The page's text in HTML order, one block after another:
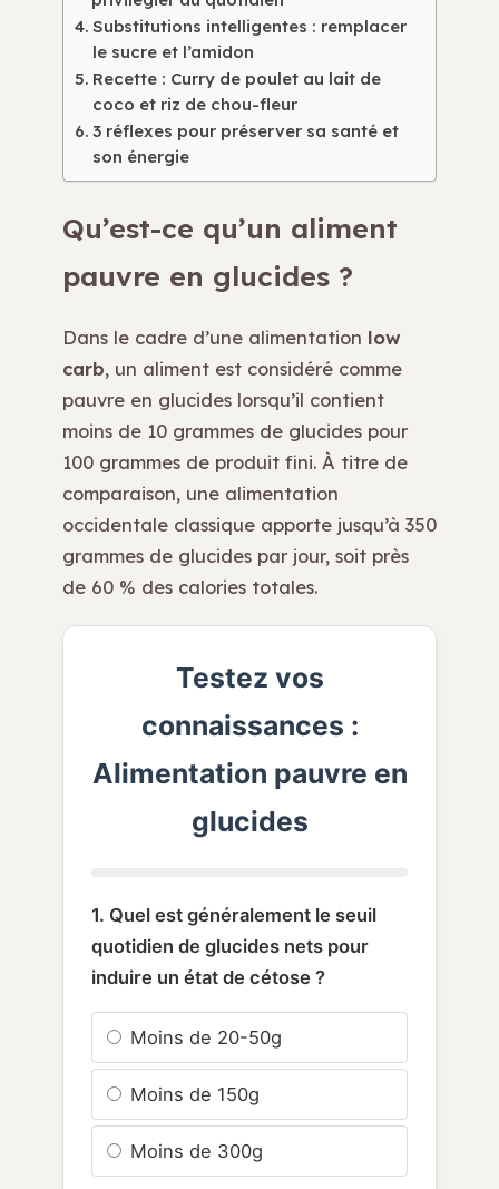
Substitutions intelligentes : remplacer
le sucre et l’amidon
Recette : Curry de poulet au lait de
coco et riz de chou-fleur
3 réflexes pour préserver sa santé et
son énergie
Qu’est-ce qu’un aliment
pauvre en glucides ?
Dans le cadre d’une alimentation low
carb, un aliment est considéré comme
pauvre en glucides lorsqu’il contient
moins de 10 grammes de glucides pour
100 grammes de produit fini. À titre de
comparaison, une alimentation
occidentale classique apporte jusqu’à 350
grammes de glucides par jour, soit près
de 60 % des calories totales.
Testez vos
connaissances :
Alimentation pauvre en
glucides
1. Quel est généralement le seuil
quotidien de glucides nets pour
induire un état de cétose ?
Moins de 20-50g
Moins de 150g
Moins de 300g